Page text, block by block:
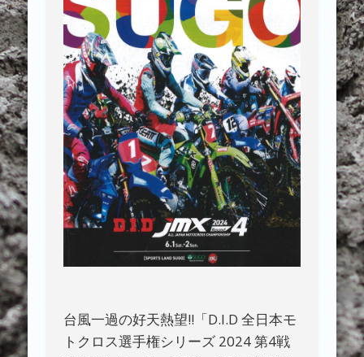
台風一過の好天熱望!!「D.I.D 全日本モ
トクロス選手権シリーズ 2024 第4戦